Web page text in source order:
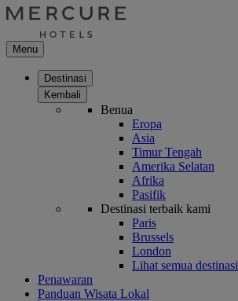
Menu
Destinasi
Kembali
Benua
Eropa
Asia
Timur Tengah
Amerika Selatan
Afrika
Pasifik
Destinasi terbaik kami
Paris
Brussels
London
Lihat semua destinasi
Penawaran
Panduan Wisata Lokal